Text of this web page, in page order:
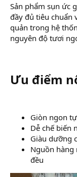
Sản phẩm sụn ức
đầy đủ tiêu chuẩn
quản trong hệ
nguyên độ tươi
Ưu điểm
Giòn ngon
Dễ chế biến
Giàu dưỡng
Nguồn hàng
đều